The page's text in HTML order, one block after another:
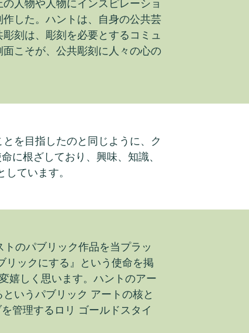
した。ハントは、自身の公共芸
刻は、彫刻を必要とするコミュ
こそが、公共彫刻に人々の心の
を目指したのと同じように、ク
に根ざしており、興味、知識、
ています。
のパブリック作品を当プラッ
リックにする』という使命を掲
嬉しく思います。ハントのアー
いうパブリック アートの核と
管理するロリ ゴールドスタイ